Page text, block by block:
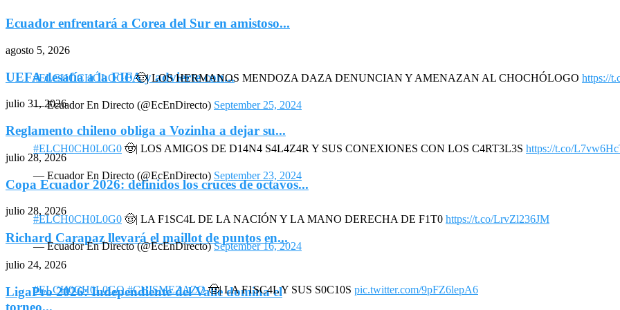
#ELCHOCHÓLOGO🤠| LOS HERMANOS MENDOZA DAZA DENUNCIAN Y AMENAZAN AL CHOCHÓLOGO https://
— Ecuador En Directo (@EcEnDirecto) September 25, 2024
#ELCH0CH0L0G0 🤠| LOS AMIGOS DE D14N4 S4L4Z4R Y SUS CONEXIONES CON LOS C4RT3L3S https://t.co/
— Ecuador En Directo (@EcEnDirecto) September 23, 2024
#ELCH0CH0L0G0 🤠| LA F1SC4L DE LA NACIÓN Y LA MANO DERECHA DE F1T0 https://t.co/LrvZl236JM
— Ecuador En Directo (@EcEnDirecto)September 16, 2024
#ELCH0CH0L0GO #CHISMEZAZO🤠| LA F1SC4L Y SUS S0C10S pic.twitter.com/9pFZ6lepA6